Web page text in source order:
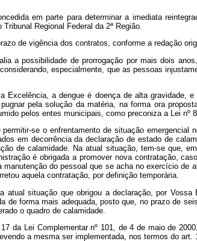
em parte para determinar a imediata
Regional Federal da 2ª Região.
de vigência dos contratos, conforme a redação
a possibilidade de prorrogação por mais dois
especialmente, que as pessoas
Excelência, a dengue é doença de alta gravidade,
pela solução da matéria, na forma ora
pelos entes municipais, como preconiza a Lei nº
se o enfrentamento de situação
em decorrência da declaração de estado de
de calamidade. Na atual situação, tem-se que,
é obrigada a promover nova contratação,
do pessoal que se acha no exercício
aquela contratação, por definição temporária.
atual situação que obrigou a declaração, por
de forma mais adequada, posto que, no prazo de
o quadro de calamidade.
da Lei Complementar nº 101, de 4 de maio de
a mesma ser implementada, nos termos do